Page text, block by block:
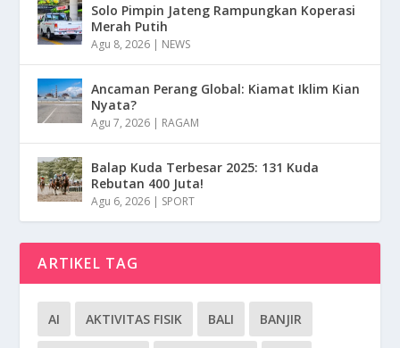
Solo Pimpin Jateng Rampungkan Koperasi
Merah Putih
Agu 8, 2026 | NEWS
Ancaman Perang Global: Kiamat Iklim Kian
Nyata?
Agu 7, 2026 | RAGAM
Balap Kuda Terbesar 2025: 131 Kuda
Rebutan 400 Juta!
Agu 6, 2026 | SPORT
ARTIKEL TAG
AI AKTIVITAS FISIK BALI BANJIR